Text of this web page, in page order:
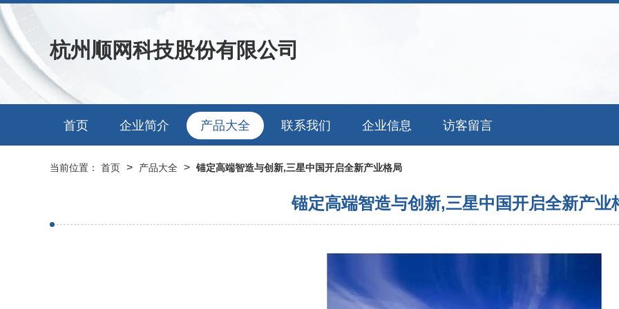
杭州顺网科技股份有限公司
首页 企业简介 产品大全 联系我们 企业信息 访客留言
当前位置： 首页 > 产品大全 > 锚定高端智造与创新,三星中国开启全新产业格局
锚定高端智造与创新,三星中国开启全新产业